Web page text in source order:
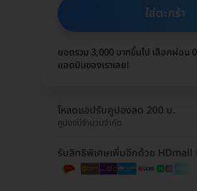
ใส่ตะกร้า
ยอดรวม 3,000 บาทขึ้นไป เลือกผ่อน
แอดมินของเราเลย!
โหลดแอปรับคูปองลด 200 บ.
คูปองมีจำนวนจำกัด
รับสิทธิพิเศษเพิ่มอีกด้วย HDmall